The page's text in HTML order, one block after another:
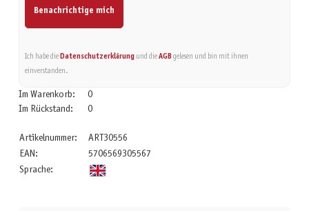
Benachrichtige mich
Ich habe die Datenschutzerklärungund die AGBgelesen und bin mit ihnen
einverstanden.
Im Warenkorb:
0
Im Rückstand:
0
Artikelnummer:
ART30556
EAN:
5706569305567
Sprache: